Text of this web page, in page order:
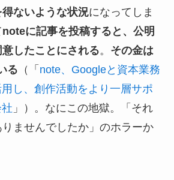
ないような状況になってしま
noteに記事を投稿すると、公明
したことにされる。 その金は
る （「 note、Googleと資本業務
し、創作活動をより一層サポ
」）。なにこの地獄。「それ
ませんでしたか」のホラーか